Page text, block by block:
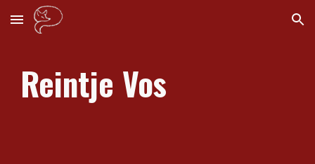
Skip to main content Skip to navigation
Reintje Vos